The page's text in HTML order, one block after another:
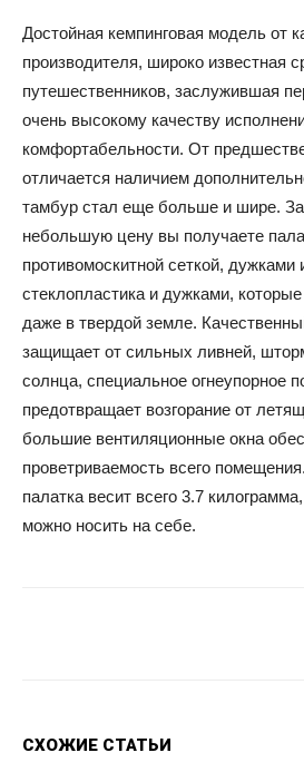
Достойная кемпинговая модель от
производителя, широко известная
путешественников, заслужившая
очень высокому качеству
комфортабельности. От
отличается наличием
тамбур стал еще больше и шире. За
небольшую цену вы получаете
противомоскитной сеткой, дужками
стеклопластика и дужками,
даже в твердой земле.
защищает от сильных ливней,
солнца, специальное огнеупорное
предотвращает возгорание от
большие вентиляционные окна
проветриваемость всего
палатка весит всего 3.7
можно носить на себе.
СХОЖИЕ СТАТЬИ